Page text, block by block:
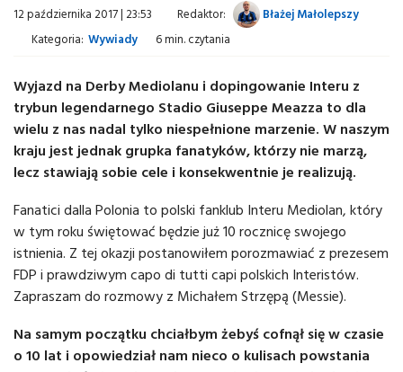
12 października 2017 | 23:53 Redaktor:
Błażej Małolepszy
Kategoria: Wywiady 6 min. czytania
Wyjazd na Derby Mediolanu i dopingowanie Interu z
trybun legendarnego Stadio Giuseppe Meazza to dla
wielu z nas nadal tylko niespełnione marzenie. W naszym
kraju jest jednak grupka fanatyków, którzy nie marzą,
lecz stawiają sobie cele i konsekwentnie je realizują.
Fanatici dalla Polonia to polski fanklub Interu Mediolan, który
w tym roku świętować będzie już 10 rocznicę swojego
istnienia. Z tej okazji postanowiłem porozmawiać z prezesem
FDP i prawdziwym capo di tutti capi polskich Interistów.
Zapraszam do rozmowy z Michałem Strzępą (Messie).
Na samym początku chciałbym żebyś cofnął się w czasie
o 10 lat i opowiedział nam nieco o kulisach powstania